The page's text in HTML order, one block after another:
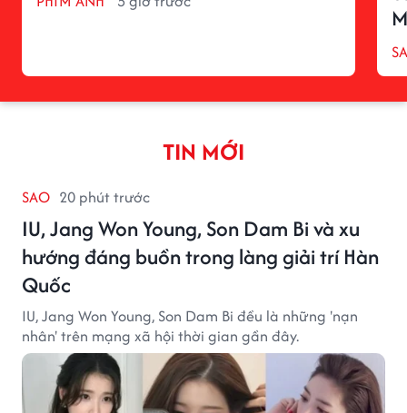
TIN MỚI
SAO 20 phút trước
IU, Jang Won Young, Son Dam Bi và xu
hướng đáng buồn trong làng giải trí Hàn
Quốc
IU, Jang Won Young, Son Dam Bi đều là những 'nạn
nhân' trên mạng xã hội thời gian gần đây.